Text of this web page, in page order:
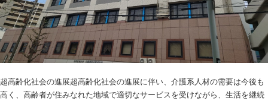
超高齢化社会の進展超高齢化社会の進展に伴い、介護系人材の需要は今後も
高く、高齢者が住みなれた地域で適切なサービスを受けながら、生活を継続